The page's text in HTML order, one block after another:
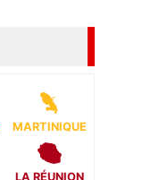
MARTINIQUE
LA RÉUNION